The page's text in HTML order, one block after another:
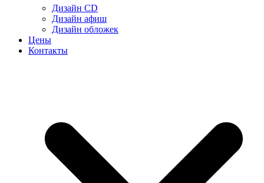
Дизайн CD
Дизайн афиш
Дизайн обложек
Цены
Контакты